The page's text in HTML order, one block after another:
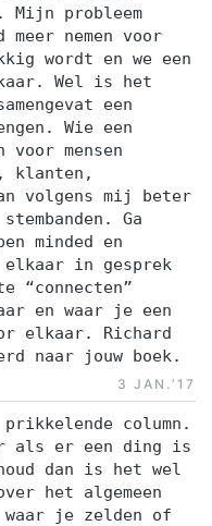
Mijn probleem
nemen voor
wordt en we een
Wel is het
een
Wie een
mensen
klanten,
volgens mij beter
Ga
minded en
elkaar in gesprek
“connecten”
en waar je een
elkaar. Richard
naar jouw boek.
3 JAN.‘17
prikkelende column.
als er een ding is
dan is het wel
het algemeen
waar je zelden of